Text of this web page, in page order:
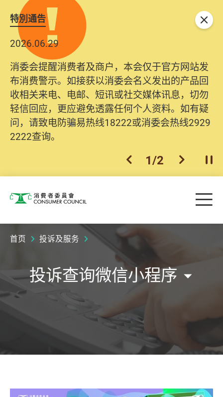
特別通告
2026.06.29
消委会提醒消费者及商户，本会仅于官方网站发
布消费警示。如接获以消委会名义发出的产品回
收相关来电、电邮、短讯或社交媒体讯息，切勿
轻信回应，更应避免透露任何个人资料。如有疑
问，请致电防骗易热线18222或消委会热线2929
2222查询。
上一个
1/2 下一个开
关闭
消费者委员会 目
首页 投诉及服务
投诉查询微信小程序